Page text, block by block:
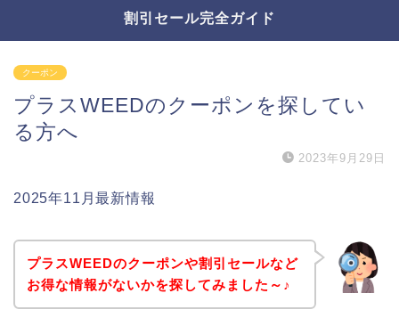
割引セール完全ガイド
クーポン
プラスWEEDのクーポンを探してい
る方へ
2023年9月29日
2025年11月最新情報
プラスWEEDのクーポンや割引セールなど
お得な情報がないかを探してみました～♪